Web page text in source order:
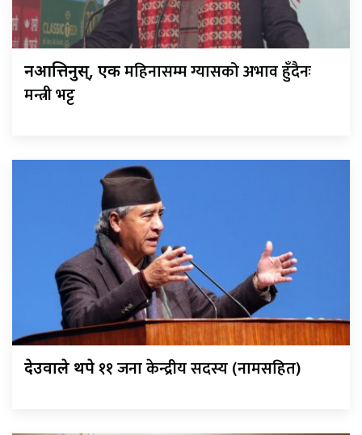
नआत्तिनुस्, एकमहिनासम्म ग्यासको अभाव हुँदैनः
मन्त्री भट्ट
देउवाले थपे ११ जना केन्द्रीय सदस्य (नामसहित)